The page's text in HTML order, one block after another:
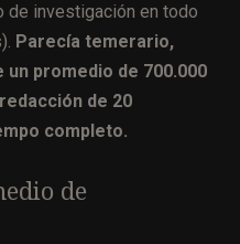
de investigación en todo
Parecía temerario,
un promedio de 700.000
de 20
completo.
de